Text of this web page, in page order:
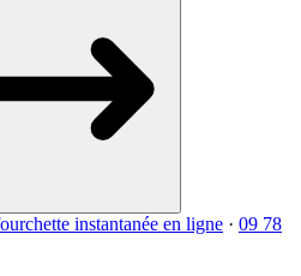
instantanée en ligne · 09 78